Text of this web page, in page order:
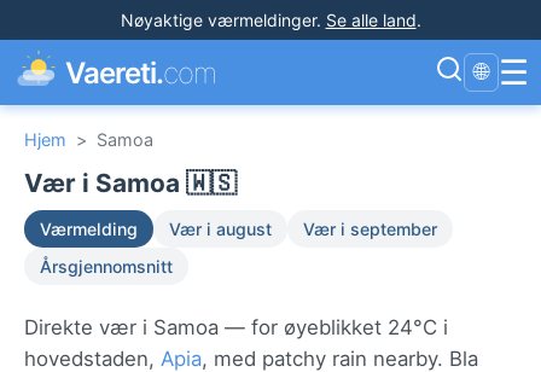
Nøyaktige værmeldinger. Se alle land.
Vaereti.com 🌐 ☰
Hjem > Samoa
Vær i Samoa 🇼🇸
Værmelding Vær i august
Vær i september
Årsgjennomsnitt
Direkte vær i Samoa — for øyeblikket 24°C i
hovedstaden, Apia, med patchy rain nearby. Bla